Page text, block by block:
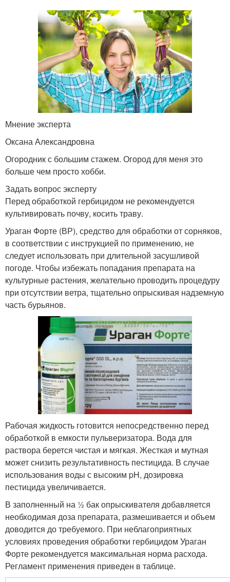
Мнение эксперта
Оксана Александровна
Огородник с большим стажем. Огород для меня это
больше чем просто хобби.
Задать вопрос эксперту
Перед обработкой гербицидом не рекомендуется
культивировать почву, косить траву.
Ураган Форте (ВР), средство для обработки от сорняков,
в соответствии с инструкцией по применению, не
следует использовать при длительной засушливой
погоде. Чтобы избежать попадания препарата на
культурные растения, желательно проводить процедуру
при отсутствии ветра, тщательно опрыскивая надземную
часть бурьянов.
Рабочая жидкость готовится непосредственно перед
обработкой в емкости пульверизатора. Вода для
раствора берется чистая и мягкая. Жесткая и мутная
может снизить результативность пестицида. В случае
использования воды с высоким pH, дозировка
пестицида увеличивается.
В заполненный на ½ бак опрыскивателя добавляется
необходимая доза препарата, размешивается и объем
доводится до требуемого. При неблагоприятных
условиях проведения обработки гербицидом Ураган
Форте рекомендуется максимальная норма расхода.
Регламент применения приведен в таблице.